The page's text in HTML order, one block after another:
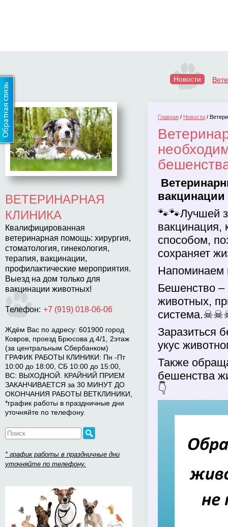
Новости
ВЕТЕРИНАРНАЯ
КЛИНИКА
Квалифицированная
ветеринарная помощь: хирургия,
стоматология, гинекология,
терапия, вакцинации,
профилактические мероприятия.
Выезд на дом только для
вакцинации животных!
Телефон: +7 (919) 018-06-06
Ждём Вас по адресу: 601900 город
Ковров, проезд Брюсова д.4/1, 2этаж
(за центральным Сбербанком)
ГРАФИК РАБОТЫ КЛИНИКИ: Пн -Пт
10:00 до 18:00, СБ 10:00 до 15:00,
ВС: ВЫХОДНОЙ. КРАЙНИЙ ПРИЕМ
ЗАКАНЧИВАЕТСЯ за 30 МИНУТ ДО
ОКОНЧАНИЯ РАБОТЫ ВЕТКЛИНИКИ,
*график работы в праздничные дни
уточняйте по телефону.
* график работы в праздничные дни
уточняйте по телефону.
Главная / Новости /
🐾🐾Лучшей
способом,
сохраняет
Напоминаем
Бешенство –
животных,
Заразиться
укус
Также
бешенства
👇